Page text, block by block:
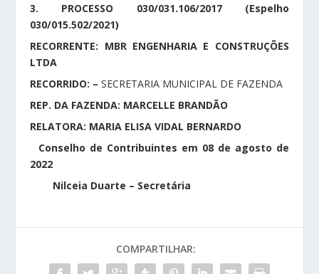
3. PROCESSO 030/031.106/2017 (Espelho
030/015.502/2021)
RECORRENTE: MBR ENGENHARIA E CONSTRUÇÕES
LTDA
RECORRIDO: –SECRETARIA MUNICIPAL DE FAZENDA
REP. DA FAZENDA: MARCELLE BRANDÃO
RELATORA: MARIA ELISA VIDAL BERNARDO
Conselho de Contribuintes em 08 de agosto de
2022
Nilceia Duarte – Secretária
COMPARTILHAR: